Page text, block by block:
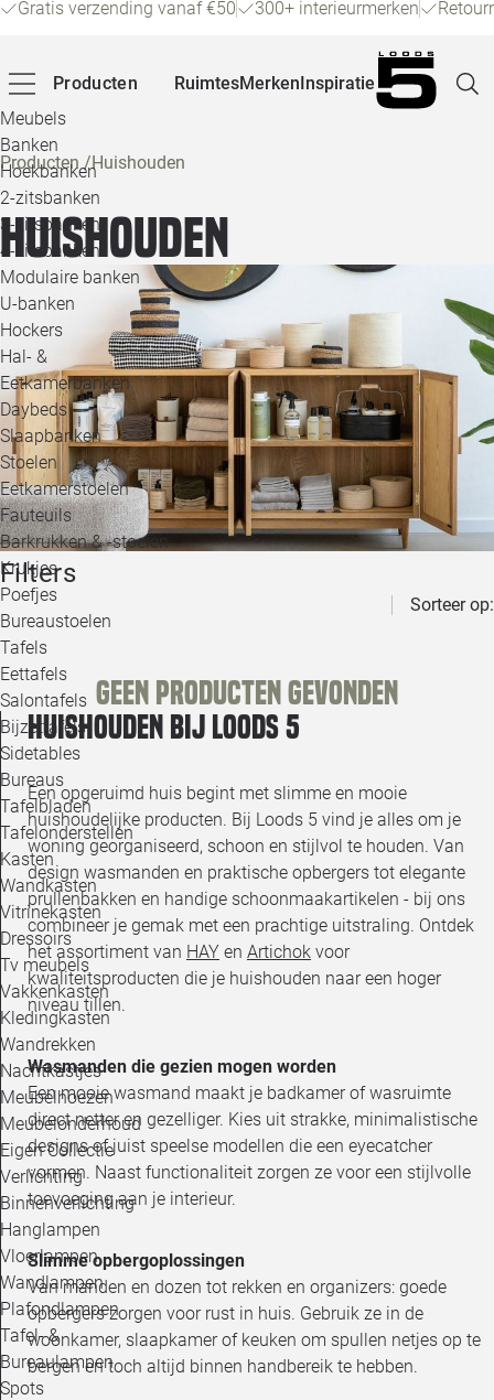
Gratis verzending vanaf €50 300+ interieurmerken
Producten
Meubels
Banken
Hoekbanken
2-zitsbanken
3-zitsbanken
4-zitsbanken
Modulaire banken
U-banken
Hockers
Hal- &
Eetkamerbanken
Daybeds
Slaapbanken
Stoelen
Eetkamerstoelen
Fauteuils
Barkrukken & -stoelen
Krukjes
Poefjes
Bureaustoelen
Tafels
Eettafels
Salontafels
Bijzettafels
Sidetables
Bureaus
Tafelbladen
Tafelonderstellen
Kasten
Wandkasten
Vitrinekasten
Dressoirs
Tv meubels
Vakkenkasten
Kledingkasten
Wandrekken
Nachtkastjes
Meubelhoezen
Meubelonderhoud
Eigen Collectie
Verlichting
Binnenverlichting
Hanglampen
Vloerlampen
Wandlampen
Plafondlampen
Tafel- &
Bureaulampen
Spots
RuimtesMerkenInspiratie
Alle
Producten/Huishouden
Huishouden
Filters
Sorteer op:
Geen producten gevonden
Huishouden bij Loods 5
Een opgeruimd huis begint met slimme en mooie
huishoudelijke producten. Bij Loods 5 vind je alles om je
woning georganiseerd, schoon en stijlvol te houden. Van
design wasmanden en praktische opbergers tot elegante
prullenbakken en handige schoonmaakartikelen - bij ons
combineer je gemak met een prachtige uitstraling. Ontdek
het assortiment van HAY en Artichok voor
kwaliteitsproducten die je huishouden naar een hoger
niveau tillen.
Wasmanden die gezien mogen worden
Een mooie wasmand maakt je badkamer of wasruimte
direct netter en gezelliger. Kies uit strakke, minimalistische
designs of juist speelse modellen die een eyecatcher
vormen. Naast functionaliteit zorgen ze voor een stijlvolle
toevoeging aan je interieur.
Slimme opbergoplossingen
Van manden en dozen tot rekken en organizers: goede
opbergers zorgen voor rust in huis. Gebruik ze in de
woonkamer, slaapkamer of keuken om spullen netjes op te
bergen en toch altijd binnen handbereik te hebben.